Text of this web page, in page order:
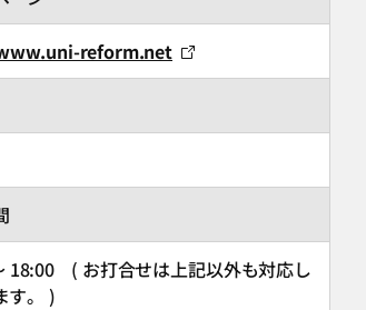
reform.net
18:00 ( お打合せは上記以外も対応し
す。 )